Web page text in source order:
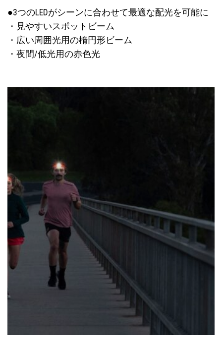
●3つのLEDがシーンに合わせて最適な配光を可能に
・見やすいスポットビーム
・広い周囲光用の楕円形ビーム
・夜間/低光用の赤色光